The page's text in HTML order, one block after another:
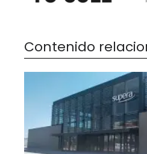
Contenido